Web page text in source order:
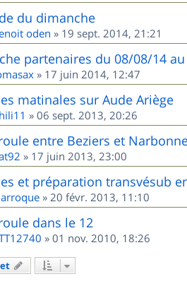
du dimanche
oden » 19 sept. 2014, 21:21
partenaires du 08/08/14
» 17 juin 2014, 12:47
matinales sur Aude Ariège
» 06 sept. 2013, 20:26
entre Beziers et
» 17 juin 2013, 23:00
et préparation transvésub
» 20 févr. 2013, 11:10
dans le 12
» 01 nov. 2010, 18:26